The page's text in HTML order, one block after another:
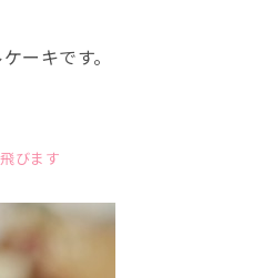
ーキです。
びます